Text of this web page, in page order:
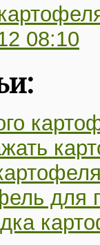
08:10
для